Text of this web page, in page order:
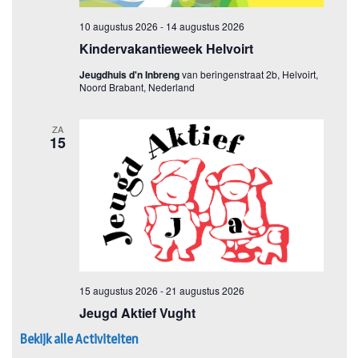
Bekijk alle Activiteiten